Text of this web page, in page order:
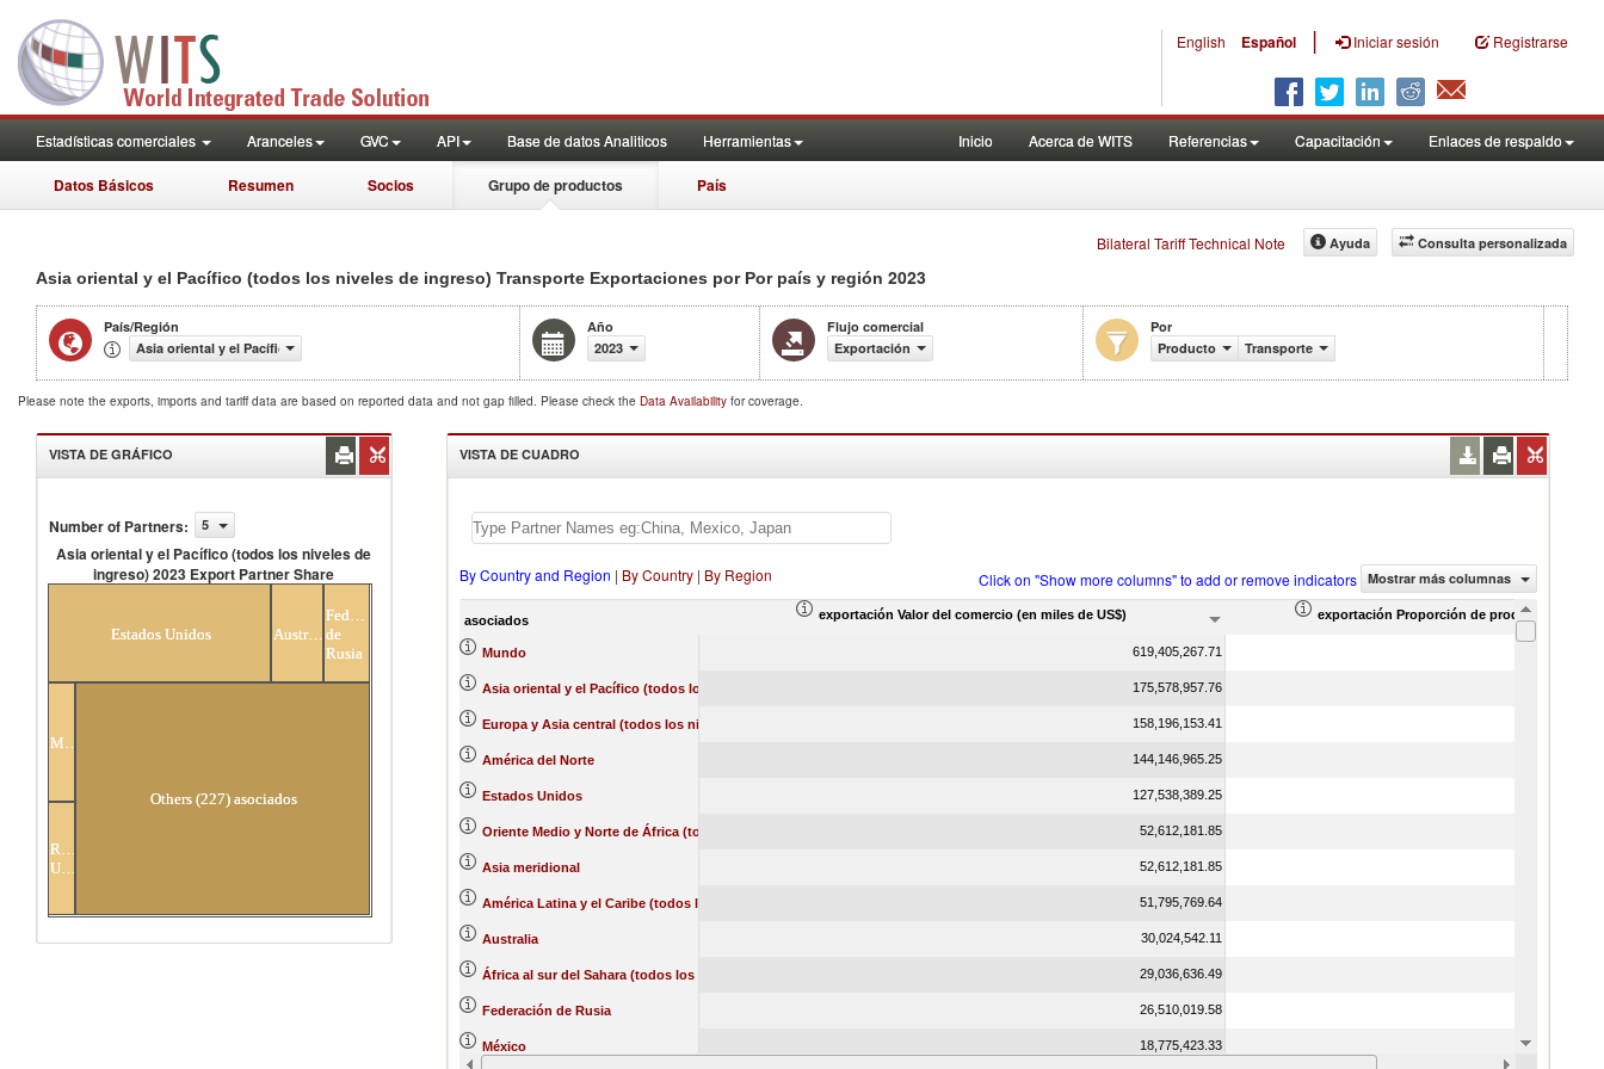
English Español | Iniciar sesión Registrarse
Estadísticas comerciales Aranceles GVC API Base de datos Analiticos Herramientas Inicio Acerca de WITS Referencias Capacitación Enlaces de respaldo
Datos Básicos Resumen Socios Grupo de productos País
Bilateral Tariff Technical Note Consulta personalizada
Ayuda
Asia oriental y el Pacífico (todos los niveles de ingreso) Transporte Exportaciones por Por país y región 2023
País/Región
Asia oriental y el Pacífico (todos los niveles de ingreso)
Año
2023
Flujo comercial
Exportación
Por
Producto
Transporte
Please note the exports, imports and tariff data are based on reported data and not gap filled. Please check the Data Availability for coverage.
VISTA DE GRÁFICO
Number of Partners: 5
Asia oriental y el Pacífico (todos los niveles de
ingreso) 2023 Export Partner Share
niveles de ingreso) 2023 Export Partner
Estados Unidos Australia
Federación
de
Rusia
Reino
Unido
Others (227) asociados
VISTA DE CUADRO
By Country and Region | By Country| By Region Click on "Show more columns" to add or remove indicators Mostrar más columnas
asociados exportación Valor del comercio (en miles de US$) exportación Proporción de productos (%)
Mundo 619,405,267.71
Asia oriental y el Pacífico (todos los niveles de ingreso) 175,578,957.76
Europa y Asia central (todos los niveles de ingreso) 158,196,153.41
América del Norte 144,146,965.25
Estados Unidos 127,538,389.25
Oriente Medio y Norte de África (todos los niveles de ingreso) 52,612,181.85
Asia meridional 52,612,181.85
América Latina y el Caribe (todos los niveles de ingreso) 51,795,769.64
Australia 30,024,542.11
África al sur del Sahara (todos los niveles de ingreso) 29,036,636.49
Federación de Rusia 26,510,019.58
México 18,775,423.33